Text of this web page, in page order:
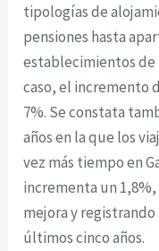
tipologías de
pensiones hasta
establecimientos
caso, el incremento
7%. Se constata
años en la que los
vez más tiempo en
incrementa un
mejora y registrando
últimos cinco años.